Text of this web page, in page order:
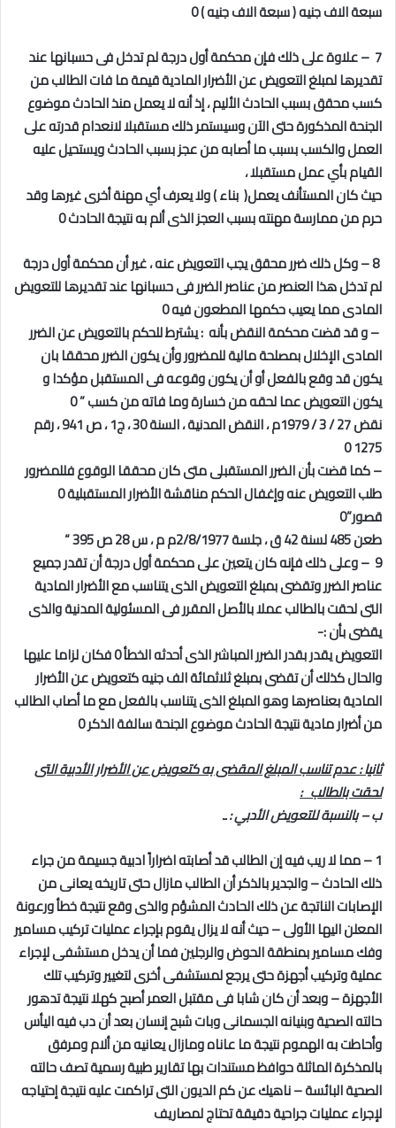
سبعة الاف جنيه ( سبعة الاف جنيه ) 0
7 – علاوة على ذلك فإن محكمة أول درجة لم تدخل فى حسبانها عند
تقديرها لمبلغ التعويض عن الأضرار المادية قيمة ما فات الطالب من
كسب محقق بسبب الحادث الأليم ، إذ أنه لا يعمل منذ الحادث موضوع
الجنحة المذكورة حتى الآن وسيستمر ذلك مستقبلا لانعدام قدرته على
العمل والكسب بسبب ما أصابه من عجز بسبب الحادث ويستحيل عليه
القيام بأي عمل مستقبلا ،
حيث كان المستأنف يعمل( بناء ) ولا يعرف أي مهنة أخرى غيرها وقد
حرم من ممارسة مهنته بسبب العجز الذى ألم به نتيجة الحادث 0
8 – وكل ذلك ضرر محقق يجب التعويض عنه ، غير أن محكمة أول درجة
لم تدخل هذا العنصر من عناصر الضرر فى حسبانها عند تقديرها للتعويض
المادى مما يعيب حكمها المطعون فيه 0
–و قد قضت محكمة النقض بأنه : يشترط للحكم بالتعويض عن الضرر
المادى الإخلال بمصلحة مالية للمضرور وأن يكون الضرر محققا بان
يكون قد وقع بالفعل أو أن يكون وقوعه فى المستقبل مؤكدا و
يكون التعويض عما لحقه من خسارة وما فاته من كسب ” 0
نقض 27 / 3 / 1979م ، النقض المدنية ، السنة 30 ، ج1 ، ص 941 ، رقم
1275 0
– كما قضت بأن الضرر المستقبلى متى كان محققا الوقوع فللمضرور
طلب التعويض عنه وإغفال الحكم مناقشة الأضرار المستقبلية 0
قصور”0
طعن 485 لسنة 42 ق ، جلسة 2/8/1977م م ، س 28 ص 395
“
9 – وعلى ذلك فإنه كان يتعين على محكمة أول درجة أن تقدر جميع
عناصر الضرر وتقضى بمبلغ التعويض الذى يتناسب مع الأضرار المادية
التى لحقت بالطالب عملا بالأصل المقرر فى المسئولية المدنية والذى
يقضى بأن :-
التعويض يقدر بقدر الضرر المباشر الذى أحدثه الخطأ 0 فكان لزاما عليها
والحال كذلك أن تقضى بمبلغ ثلاثمائة الف جنيه كتعويض عن الأضرار
المادية بعناصرها وهو المبلغ الذى يتناسب بالفعل مع ما أصاب الطالب
من أضرار مادية نتيجة الحادث موضوع الجنحة سالفة الذكر 0
ثانيا:عدم تناسب المبلغ المقضى به كتعويض عن الأضرار الأدبية التى
لحقت بالطالب:
ب – بالنسبة للتعويض الأدبي : ـ
1 – مما لا ريب فيه إن الطالب قد أصابته اضراراً ادبية جسيمة من جراء
ذلك الحادث – والجدير بالذكر أن الطالب مازال حتى تاريخه يعانى من
الإصابات الناتجة عن ذلك الحادث المشؤم والذى وقع نتيجة خطأ ورعونة
المعلن اليها الأولى – حيث أنه لا يزال يقوم بإجراء عمليات تركيب مسامير
وفك مسامير بمنطقة الحوض والرجلين فما أن يدخل مستشفى لإجراء
عملية وتركيب أجهزة حتى يرجع لمستشفى أخرى لتغيير وتركيب تلك
الأجهزة – وبعد أن كان شابا فى مقتبل العمر أصبح كهلا نتيجة تدهور
حالته الصحية وبنيانه الجسمانى وبات شبح إنسان بعد أن دب فيه اليأس
وأحاطت به الهموم نتيجة ما عاناه ومازال يعانيه من ألام ومرفق
بالمذكرة الماثلة حوافظ مستندات بها تقارير طبية رسمية تصف حالته
الصحية البائسة – ناهيك عن كم الديون التى تراكمت عليه نتيجة إحتياجه
لإجراء عمليات جراحية دقيقة تحتاج لمصاريف